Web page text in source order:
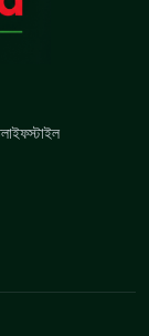
লাইফস্টাইল